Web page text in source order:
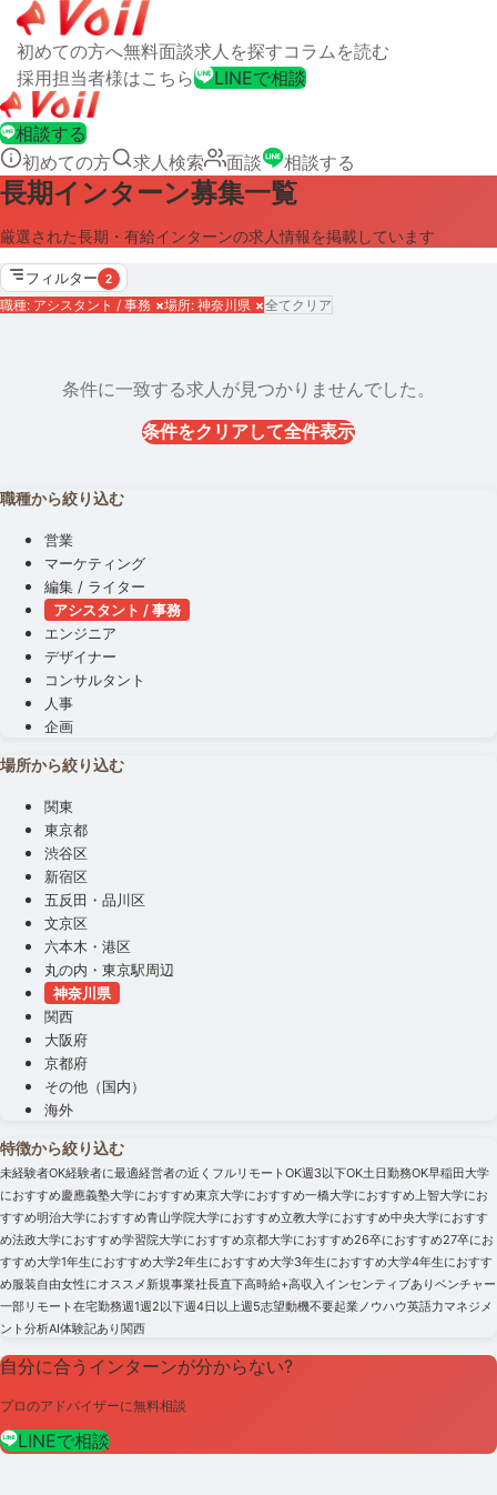
初めての方へ無料面談求人を探すコラムを読む
採用担当者様はこちら
LINEで相談
相談する
初めての方
求人検索 面談 相談する
長期インターン募集一覧
厳選された長期・有給インターンの求人情報を掲載しています
フィルター 2
職種: アシスタント / 事務 ×場所: 神奈川県 ×全てクリア
条件に一致する求人が見つかりませんでした。
条件をクリアして全件表示
職種から絞り込む
営業
マーケティング
編集 / ライター
アシスタント / 事務
エンジニア
デザイナー
コンサルタント
人事
企画
場所から絞り込む
関東
東京都
渋谷区
新宿区
五反田・品川区
文京区
六本木・港区
丸の内・東京駅周辺
神奈川県
関西
大阪府
京都府
その他（国内）
海外
特徴から絞り込む
未経験者OK経験者に最適経営者の近く フルリモートOK週3以下OK土日勤務OK早稲田大学
におすすめ慶應義塾大学におすすめ東京大学におすすめ一橋大学におすすめ上智大学にお
すすめ明治大学におすすめ青山学院大学におすすめ立教大学におすすめ中央大学におすす
め法政大学におすすめ学習院大学におすすめ京都大学におすすめ26卒におすすめ27卒にお
すすめ大学1年生におすすめ大学2年生におすすめ大学3年生におすすめ大学4年生におすす
め服装自由女性にオススメ新規事業社長直下高時給+高収入 インセンティブありベンチャー
一部リモート在宅勤務週1週2以下週4日以上週5志望動機不要起業ノウハウ英語力マネジメ
ント分析AI体験記あり関西
自分に合うインターンが分からない?
プロのアドバイザーに無料相談
LINEで相談